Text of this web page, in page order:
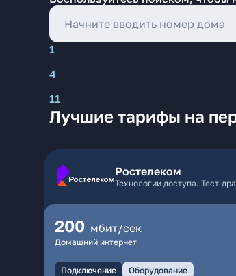
1
4
11
Лучшие тарифы на
Ростелеком
Технологии доступа. Тест-
200 мбит/сек
Домашний интернет
Подключение Оборудование